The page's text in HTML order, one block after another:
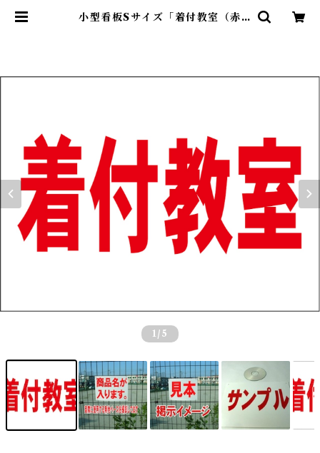
小型看板Sサイズ「着付教室（赤
1 /5